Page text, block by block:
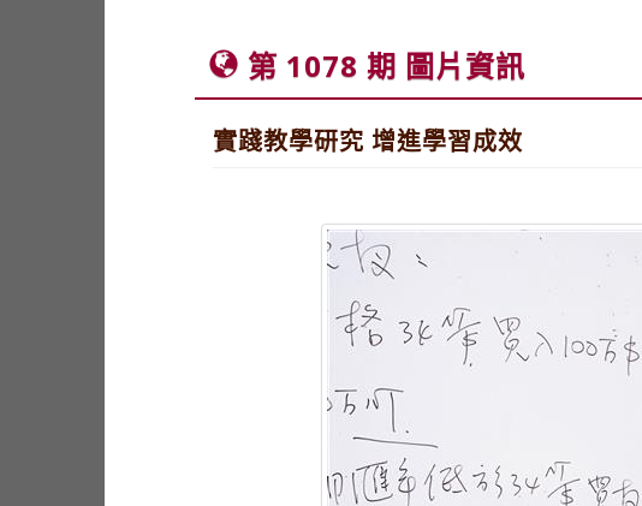
第 1078 期 圖片資訊
實踐教學研究 增進學習成效